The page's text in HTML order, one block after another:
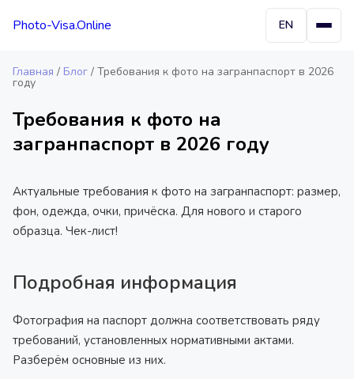
Photo-Visa.Online EN
Главная / Блог / Требования к фото на загранпаспорт в 2026
году
Требования к фото на
загранпаспорт в 2026 году
Актуальные требования к фото на загранпаспорт: размер,
фон, одежда, очки, причёска. Для нового и старого
образца. Чек-лист!
Подробная информация
Фотография на паспорт должна соответствовать ряду
требований, установленных нормативными актами.
Разберём основные из них.